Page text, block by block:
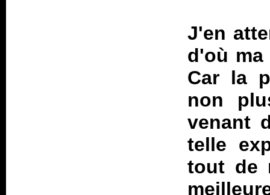
J'en
d'où ma
Car la
non
venant
telle
tout de